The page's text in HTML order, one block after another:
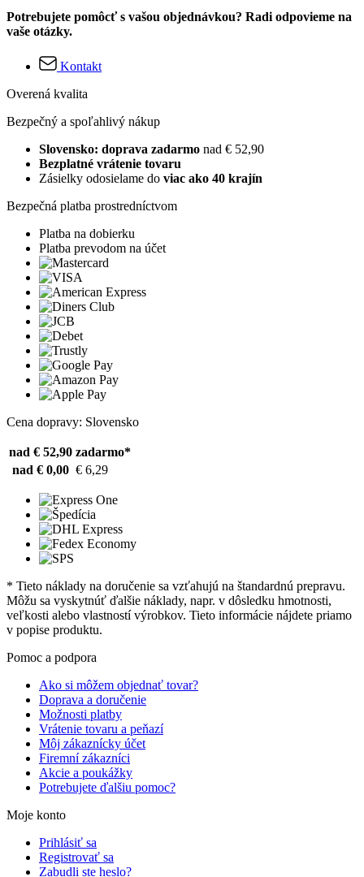
Potrebujete pomôcť s vašou objednávkou? Radi odpovieme na
vaše otázky.
Kontakt
Overená kvalita
Bezpečný a spoľahlivý nákup
Slovensko: doprava zadarmo nad € 52,90
Bezplatné vrátenie tovaru
Zásielky odosielame do viac ako 40 krajín
Bezpečná platba prostredníctvom
Platba na dobierku
Platba prevodom na účet
Cena dopravy: Slovensko
nad € 52,90 zadarmo*
nad € 0,00 € 6,29
* Tieto náklady na doručenie sa vzťahujú na štandardnú prepravu.
Môžu sa vyskytnúť ďalšie náklady, napr. v dôsledku hmotnosti,
veľkosti alebo vlastností výrobkov. Tieto informácie nájdete priamo
v popise produktu.
Pomoc a podpora
Ako si môžem objednať tovar?
Doprava a doručenie
Možnosti platby
Vrátenie tovaru a peňazí
Môj zákaznícky účet
Firemní zákazníci
Akcie a poukážky
Potrebujete ďalšiu pomoc?
Moje konto
Prihlásiť sa
Registrovať sa
Zabudli ste heslo?